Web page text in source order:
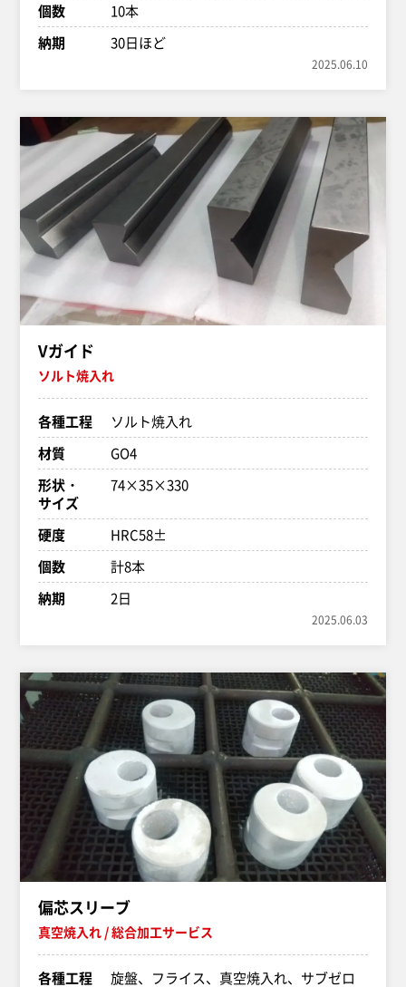
個数
10本
納期
30日ほど
2025.06.10
Vガイド
ソルト焼入れ
各種工程
ソルト焼入れ
材質
GO4
形状・
サイズ
74×35×330
硬度
HRC58±
個数
計8本
納期
2日
2025.06.03
偏芯スリーブ
真空焼入れ 総合加工サービス
各種工程
旋盤、フライス、真空焼入れ、サブゼロ